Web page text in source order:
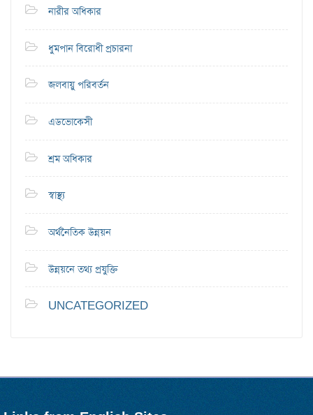
নারীর অধিকার
ধুমপান বিরোধী প্রচারনা
জলবায়ু পরিবর্তন
এডভোকেসী
শ্রম অধিকার
স্বাস্থ্য
অর্থনৈতিক উন্নয়ন
উন্নয়নে তথ্য প্রযুক্তি
UNCATEGORIZED